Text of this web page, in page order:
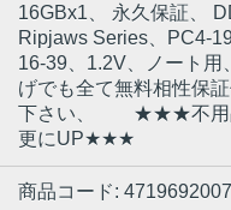
16GBx1 、 永久保証、
Ripjaws Series、PC4-
16-39、1.2V、ノート用
げでも全て無料相性保
下さい、 ★★★不用品
更にUP★★★
商品コード: